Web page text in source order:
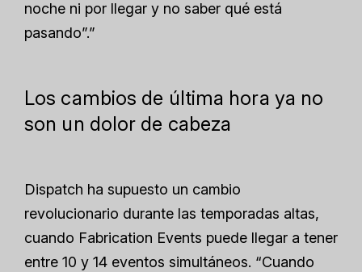
noche ni por llegar y no saber qué está
pasando”.”
Los cambios de última hora ya no
son un dolor de cabeza
Dispatch ha supuesto un cambio
revolucionario durante las temporadas altas,
cuando Fabrication Events puede llegar a tener
entre 10 y 14 eventos simultáneos. “Cuando